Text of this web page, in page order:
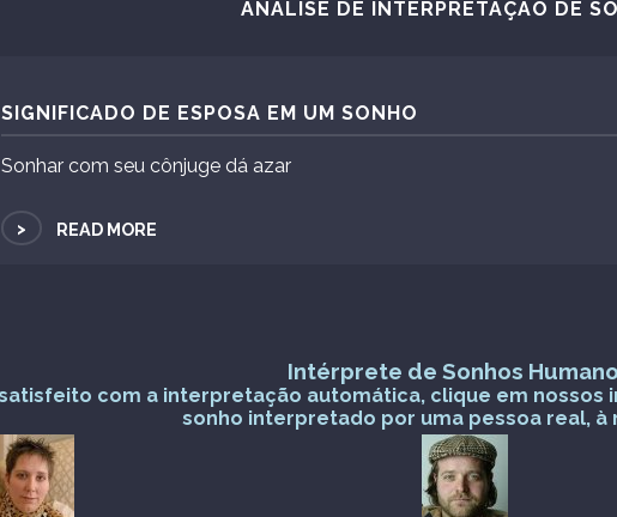
ANÁLISE DE INTERPRETAÇÃO DE
SIGNIFICADO DE ESPOSA EM UM SONHO
Sonhar com seu cônjuge dá azar
> READ MORE
Intérprete de Sonhos
com a interpretação automática, clique em nossos
sonho interpretado por uma pessoa real, à